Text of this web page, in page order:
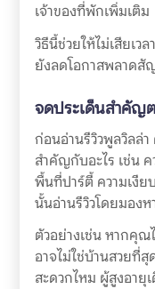
เจ้าของที่พักเพิ่มเติม
วิธีนี้ช่วยให้ไม่เสียเว
ยังลดโอกาสพลาด
จดประเด็นสำคัญ
ก่อนอ่านรีวิวพูลวิลล่
สำคัญกับอะไร เช่น
พื้นที่ปาร์ตี้ ความเงีย
นั้นอ่านรีวิวโดยมองห
ตัวอย่างเช่น หากคุ
อาจไม่ใช่บ้านสวยที่
สะดวกไหม ผู้สูงอายุ